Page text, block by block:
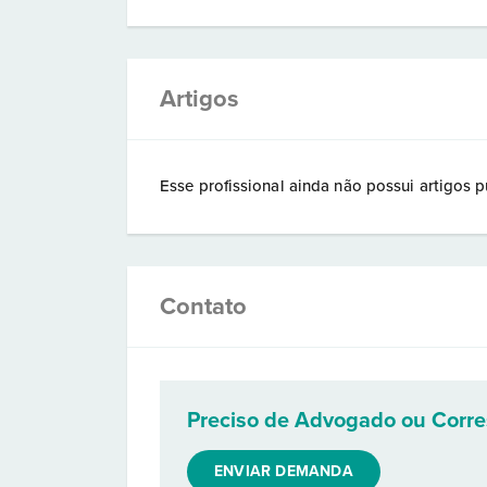
Artigos
Esse profissional ainda não possui artigos
Contato
Preciso de Advogado ou
ENVIAR DEMANDA